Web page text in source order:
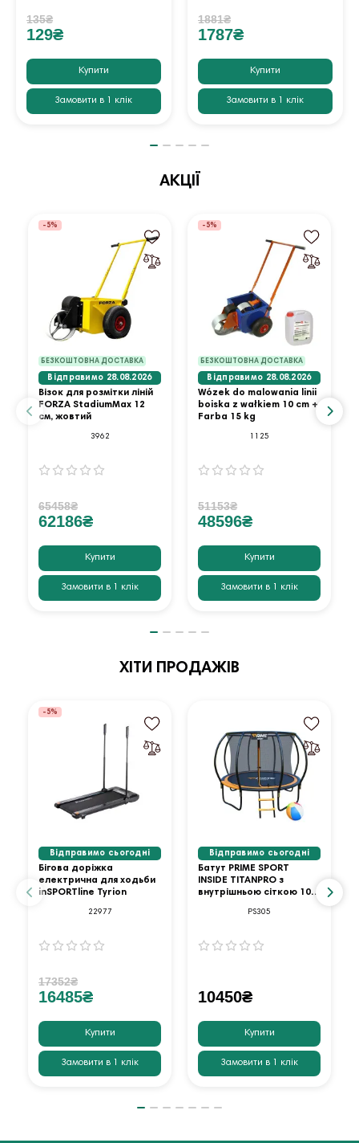
135₴
129₴
Купити
Замовити в 1 клік
1881₴
1787₴
Купити
Замовити в 1 клік
АКЦІЇ
БЕЗКОШТОВНА ДОСТАВКА
-5%
Відправимо 28.08.2026
Візок для розмітки ліній
FORZA StadiumMax 12
см, жовтий
3962
65458₴
62186₴
Купити
Замовити в 1 клік
БЕЗКОШТОВНА ДОСТАВКА
-5%
Відправимо 28.08.2026
Wózek do malowania linii
boiska z wałkiem 10 cm +
Farba 15 kg
1125
51153₴
48596₴
Купити
Замовити в 1 клік
ХІТИ ПРОДАЖІВ
-5%
Відправимо сьогодні
Бігова доріжка
електрична для ходьби
inSPORTline Tyrion
22977
17352₴
16485₴
Купити
Замовити в 1 клік
Відправимо сьогодні
Батут PRIME SPORT
INSIDE TITANPRO з
внутрішньою сіткою 10
PS305
10450₴
Купити
Замовити в 1 клік